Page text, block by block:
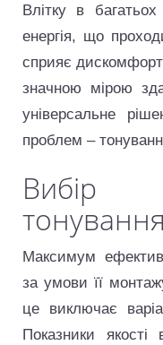
Влітку в
енергія, що
сприяє
значною мірою
універсальне
проблем –
Вибір
Максимум
за умови її
це виключає
Показники